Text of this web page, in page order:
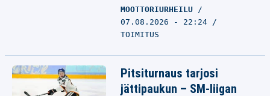
MOOTTORIURHEILU
07.08.2026 - 22:24
TOIMITUS
Pitsiturnaus tarjosi
jättipaukun – SM-liigan